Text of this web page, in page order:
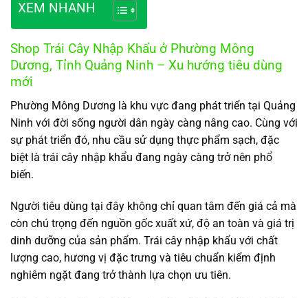
XEM NHANH
Shop Trái Cây Nhập Khẩu ở Phường Mông
Dương, Tỉnh Quảng Ninh – Xu hướng tiêu dùng
mới
Phường Mông Dương là khu vực đang phát triển tại Quảng
Ninh với đời sống người dân ngày càng nâng cao. Cùng với
sự phát triển đó, nhu cầu sử dụng thực phẩm sạch, đặc
biệt là trái cây nhập khẩu đang ngày càng trở nên phổ
biến.
Người tiêu dùng tại đây không chỉ quan tâm đến giá cả mà
còn chú trọng đến nguồn gốc xuất xứ, độ an toàn và giá trị
dinh dưỡng của sản phẩm. Trái cây nhập khẩu với chất
lượng cao, hương vị đặc trưng và tiêu chuẩn kiểm định
nghiêm ngặt đang trở thành lựa chọn ưu tiên.